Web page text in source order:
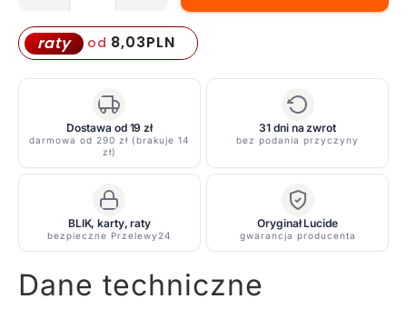
ścienna
Magius
z
bambusowej
odcieniu
naturalnego
drewna
raty od 8,03PLN
Dostawa od 19 zł
darmowa od 290 zł (brakuje 14
zł)
31 dni na zwrot
bez podania przyczyny
BLIK, karty, raty
bezpieczne Przelewy24
Oryginał Lucide
gwarancja producenta
Dane techniczne